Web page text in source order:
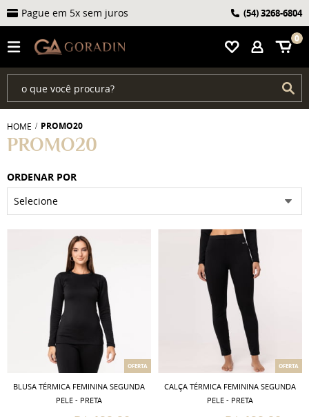
0
Pague em 5x sem juros (54)3268-6804
HOME PROMO20
PROMO20
ORDENAR POR
Selecione
OFERTA
BLUSA TÉRMICA FEMININA SEGUNDA
PELE - PRETA
OFERTA
CALÇA TÉRMICA FEMININA SEGUNDA
PELE - PRETA